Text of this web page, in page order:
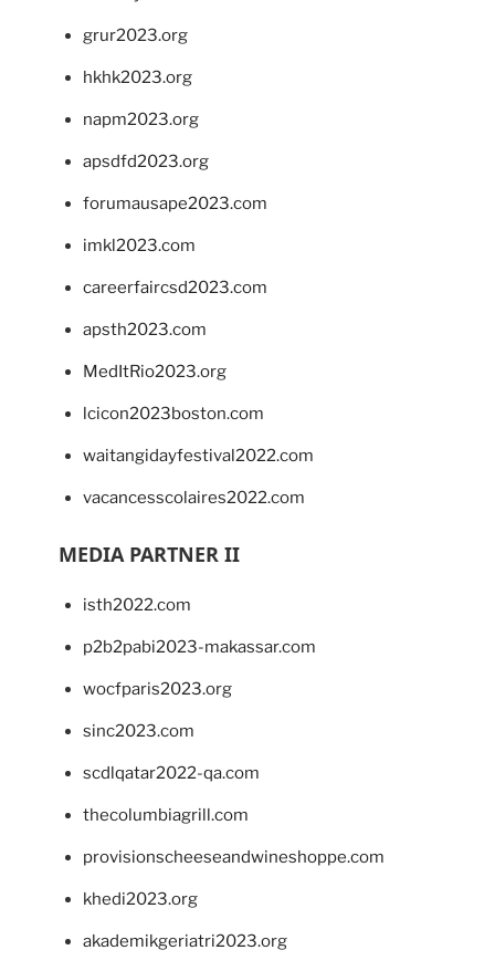
grur2023.org
hkhk2023.org
napm2023.org
apsdfd2023.org
forumausape2023.com
imkl2023.com
careerfaircsd2023.com
apsth2023.com
MedItRio2023.org
lcicon2023boston.com
waitangidayfestival2022.com
vacancesscolaires2022.com
MEDIA PARTNER II
isth2022.com
p2b2pabi2023-makassar.com
wocfparis2023.org
sinc2023.com
scdlqatar2022-qa.com
thecolumbiagrill.com
provisionscheeseandwineshoppe.com
khedi2023.org
akademikgeriatri2023.org